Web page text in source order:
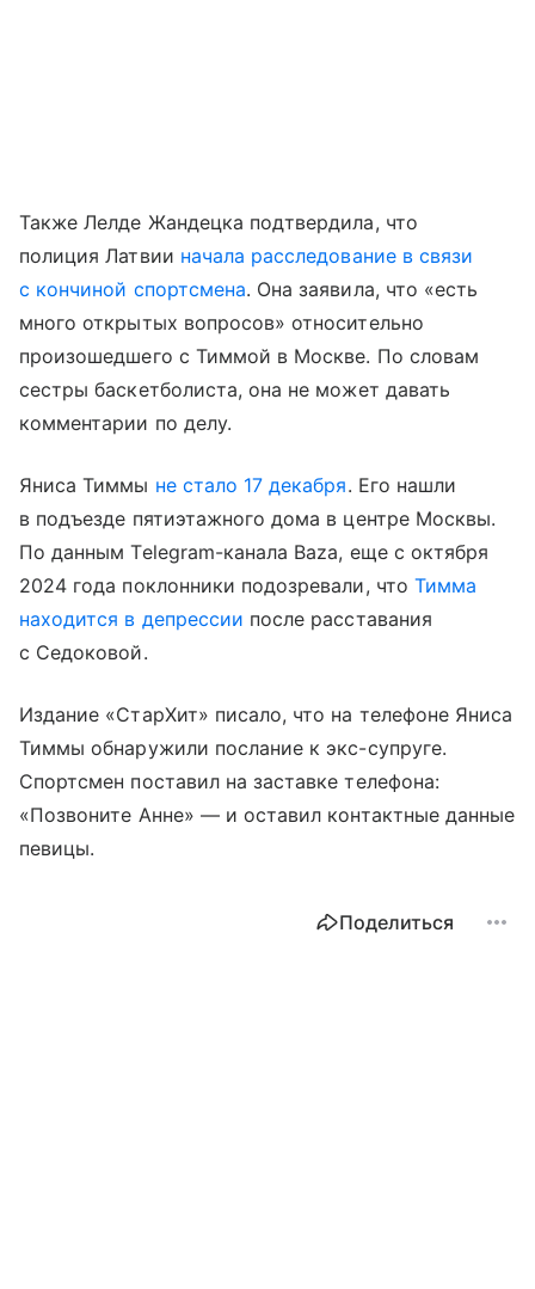
Также Лелде Жандецка подтвердила, что
полиция Латвии начала расследование в связи
с кончиной спортсмена. Она заявила, что «есть
много открытых вопросов» относительно
произошедшего с Тиммой в Москве. По словам
сестры баскетболиста, она не может давать
комментарии по делу.
Яниса Тиммы не стало 17 декабря. Его нашли
в подъезде пятиэтажного дома в центре Москвы.
По данным Telegram-канала Baza, еще с октября
2024 года поклонники подозревали, что Тимма
находится в депрессии после расставания
с Седоковой.
Издание «СтарХит» писало, что на телефоне Яниса
Тиммы обнаружили послание к экс-супруге.
Спортсмен поставил на заставке телефона:
«Позвоните Анне» — и оставил контактные данные
певицы.
Поделиться